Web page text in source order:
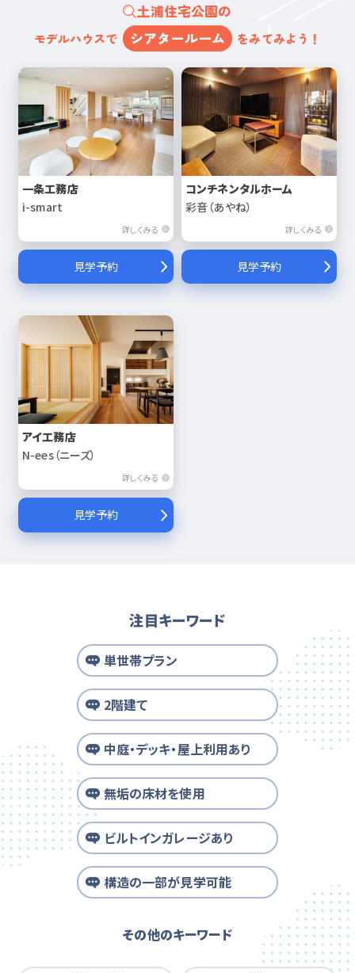
土浦住宅公園の
モデルハウスで シアタールーム をみてみよう！
一条工務店
i-smart
詳しくみる
見学予約
コンチネンタルホーム
彩音（あやね）
詳しくみる
見学予約
アイ工務店
N-ees（ニーズ）
詳しくみる
見学予約
注目キーワード
単世帯プラン
2階建て
中庭・デッキ・屋上利用あり
無垢の床材を使用
ビルトインガレージあり
構造の一部が見学可能
その他のキーワード